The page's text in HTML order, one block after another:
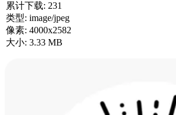
累计下载: 231
类型: image/jpeg
像素: 4000x2582
大小: 3.33 MB